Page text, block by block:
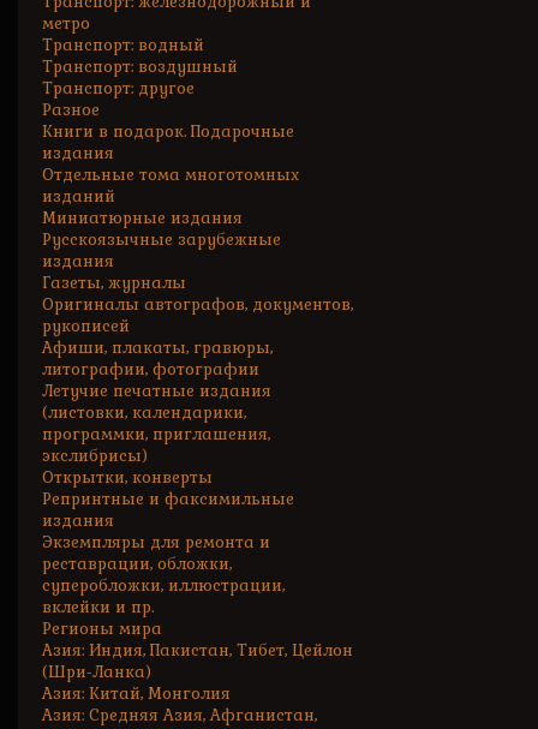
метро
Транспорт: водный
Транспорт: воздушный
Транспорт: другое
Разное
Книги в подарок. Подарочные
издания
Отдельные тома многотомных
изданий
Миниатюрные издания
Русскоязычные зарубежные
издания
Газеты, журналы
Оригиналы автографов, документов,
рукописей
Афиши, плакаты, гравюры,
литографии, фотографии
Летучие печатные издания
(листовки, календарики,
программки, приглашения,
экслибрисы)
Открытки, конверты
Репринтные и факсимильные
издания
Экземпляры для ремонта и
реставрации, обложки,
суперобложки, иллюстрации,
вклейки и пр.
Регионы мира
Азия: Индия, Пакистан, Тибет, Цейлон
(Шри-Ланка)
Азия: Китай, Монголия
Азия: Средняя Азия, Афганистан,